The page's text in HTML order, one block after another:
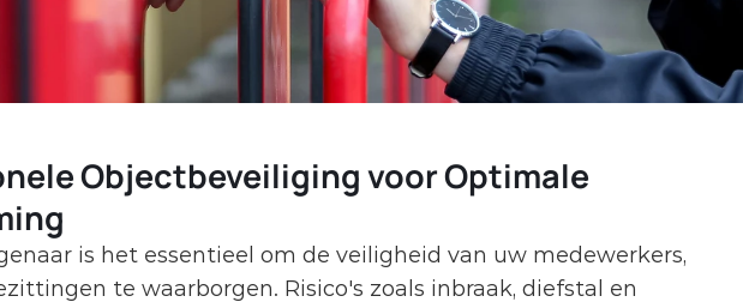
Objectbeveiliging voor Optimale
is het essentieel om de veiligheid van uw medewerkers,
te waarborgen. Risico's zoals inbraak, diefstal en